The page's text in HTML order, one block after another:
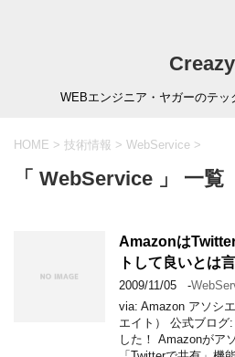
WEBエンジニア・ヤガーのテ
HOME > 技術情報 > WebService >
「 WebService 」 一覧
Amazonは
トして良いとは
2009/11/05 -
via: Amazon アソシ
エイト） 公式ブログ
した！ Amazonがア